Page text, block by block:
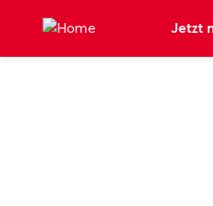
Zum Hauptinhalt springen
Jetzt